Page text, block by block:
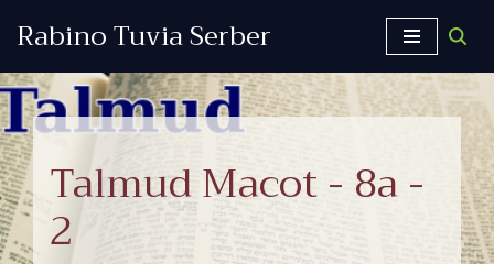
al
contenido
Rabino Tuvia Serber
Talmud Macot - 8a -
2